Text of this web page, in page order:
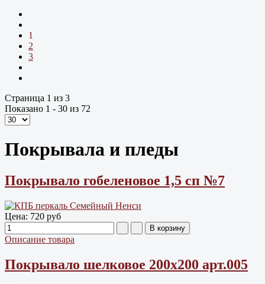
1
2
3
Страница 1 из 3
Показано 1 - 30 из 72
Покрывала и пледы
Покрывало гобеленовое 1,5 сп №7
Цена: 720 руб
Описание товара
Покрывало шелковое 200х200 арт.005